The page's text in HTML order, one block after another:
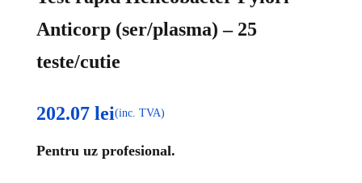
Anticorp (ser/plasma) – 25
teste/cutie
202.07 lei(inc. TVA)
Pentru uz profesional.